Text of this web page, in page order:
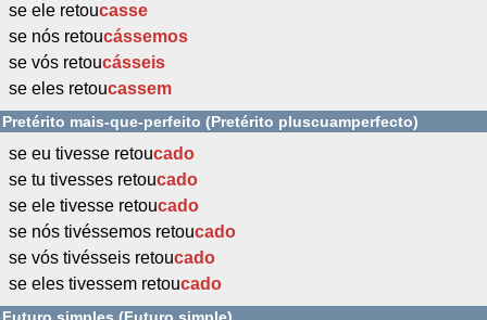
se ele retoucasse
se nós retoucássemos
se vós retoucásseis
se eles retoucassem
Pretérito mais-que-perfeito (Pretérito pluscuamperfecto)
se eu tivesse retoucado
se tu tivesses retoucado
se ele tivesse retoucado
se nós tivéssemos retoucado
se vós tivésseis retoucado
se eles tivessem retoucado